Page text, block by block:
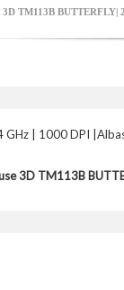
TM113B BUTTERFLY|
GHz | 1000 DPI
3D TM113B